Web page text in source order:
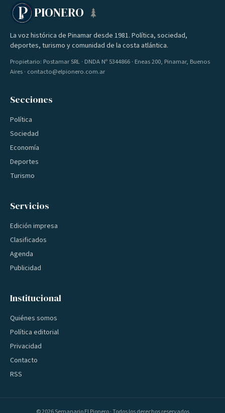
PIONERO
La voz histórica de Pinamar desde 1981. Política, sociedad,
deportes, turismo y comunidad de la costa atlántica.
Propietario: Postamar SRL · DNDA Nº 5344866 · Eneas 200, Pinamar, Buenos
Aires · contacto@elpionero.com.ar
Secciones
Política
Sociedad
Economía
Deportes
Turismo
Servicios
Edición impresa
Clasificados
Agenda
Publicidad
Institucional
Quiénes somos
Política editorial
Privacidad
Contacto
RSS